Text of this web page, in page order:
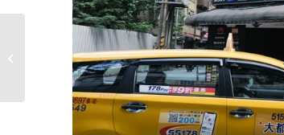
葉家魚皮 台南東區小
吃，早餐開到晚餐，三
餐都喝得到�...